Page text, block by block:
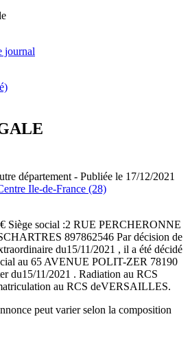
journal
département - Publiée le 17/12/2021
Ile-de-France (28)
Siège social :2 RUE PERCHERONNE
897862546 Par décision de
du15/11/2021 , il a été décidé
au 65 AVENUE POLIT-ZER 78190
du15/11/2021 . Radiation au RCS
au RCS deVERSAILLES.
peut varier selon la composition